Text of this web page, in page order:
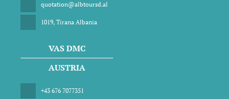
quotation@albtoursd.al
1019, Tirana Albania
VAS DMC
AUSTRIA
+43 676 7077351